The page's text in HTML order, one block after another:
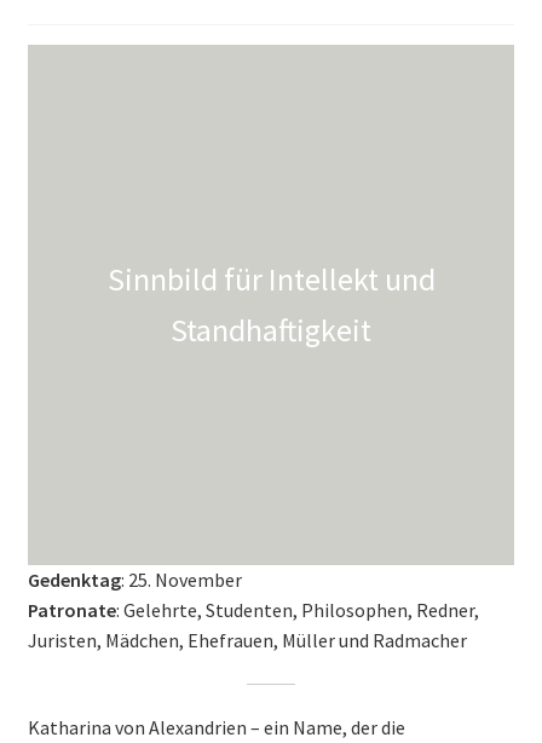
Sinnbild für Intellekt und
Standhaftigkeit
Gedenktag: 25. November
Patronate: Gelehrte, Studenten, Philosophen, Redner,
Juristen, Mädchen, Ehefrauen, Müller und Radmacher
Katharina von Alexandrien – ein Name, der die